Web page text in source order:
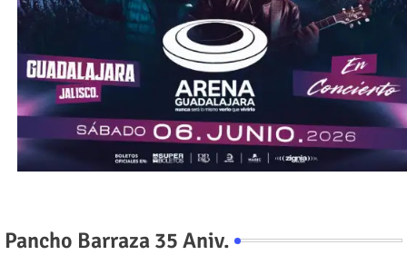
Pancho Barraza 35 Aniv.